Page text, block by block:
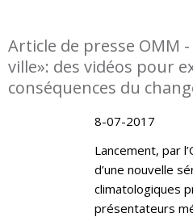
Article de presse OMM -
ville»: des vidéos pour
conséquences du
8-07-2017
Lancement, par
d’une nouvelle
climatologiques
présentateurs